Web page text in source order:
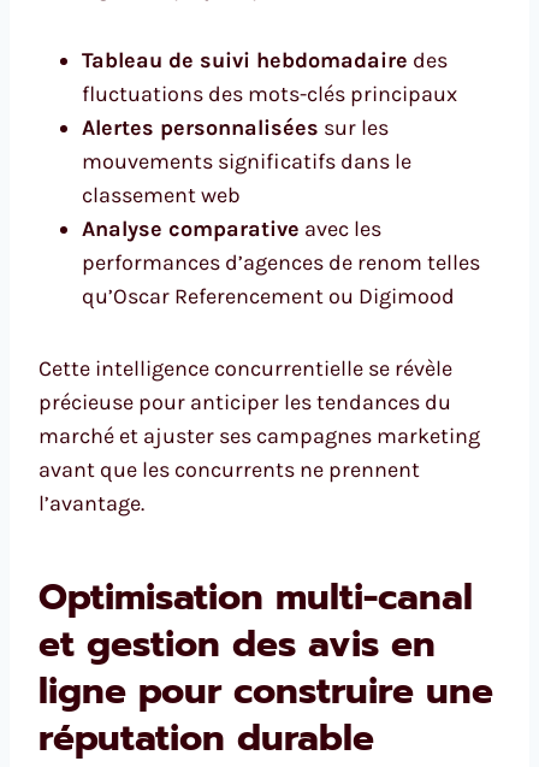
Tableau de suivi hebdomadaire des
fluctuations des mots-clés principaux
Alertes personnalisées sur les
mouvements significatifs dans le
classement web
Analyse comparative avec les
performances d’agences de renom telles
qu’Oscar Referencement ou Digimood
Cette intelligence concurrentielle se révèle
précieuse pour anticiper les tendances du
marché et ajuster ses campagnes marketing
avant que les concurrents ne prennent
l’avantage.
Optimisation multi-canal
et gestion des avis en
ligne pour construire une
réputation durable